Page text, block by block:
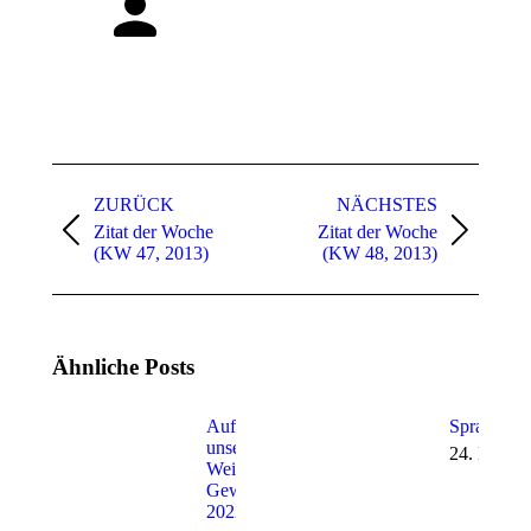
ZURÜCK
Vorheriger
Beitrag:
Zitat der Woche
(KW 47, 2013)
NÄCHSTES
Nächster
Beitrag:
Zitat der Woche
(KW 48, 2013)
Ähnliche Posts
Auflösung
unseres
Weihnachts-
Gewinnspiels
2022
24. Mai